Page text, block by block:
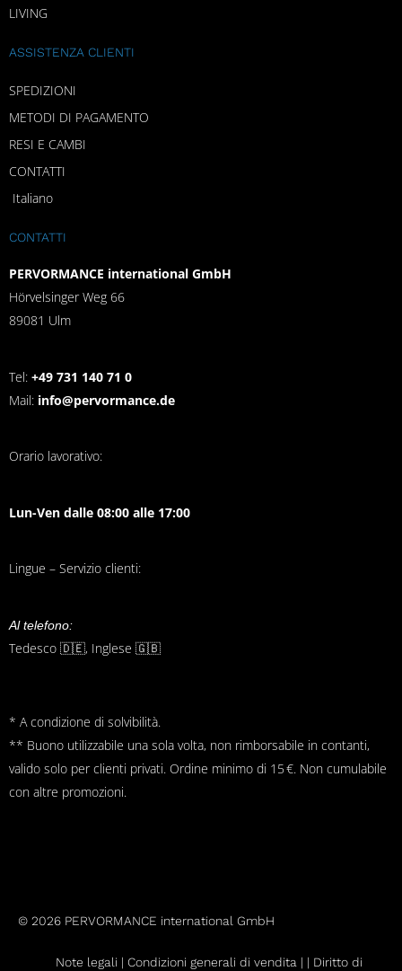
LIVING
ASSISTENZA CLIENTI
SPEDIZIONI
METODI DI PAGAMENTO
RESI E CAMBI
CONTATTI
Italiano
CONTATTI
PERVORMANCE international GmbH
Hörvelsinger Weg 66
89081 Ulm
Tel: +49 731 140 71 0
Mail: info@pervormance.de
Orario lavorativo:
Lun-Ven dalle 08:00 alle 17:00
Lingue – Servizio clienti:
Al telefono:
Tedesco 🇩🇪, Inglese 🇬🇧
* A condizione di solvibilità.
** Buono utilizzabile una sola volta, non rimborsabile in contanti,
valido solo per clienti privati. Ordine minimo di 15 €. Non cumulabile
con altre promozioni.
© 2026 PERVORMANCE international GmbH
Note legali | Condizioni generali di vendita | | Diritto di